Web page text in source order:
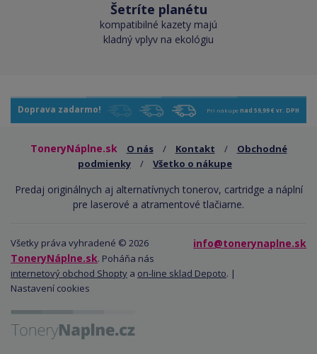
Šetríte planétu
kompatibilné kazety majú
kladný vplyv na ekológiu
Doprava zadarmo! Pri nákupe nad 59,99 € vr. DPH
ToneryNáplne.sk O nás / Kontakt /
Obchodné
podmienky
/ Všetko o nákupe
Predaj originálnych aj alternatívnych tonerov, cartridge a náplní
pre laserové a atramentové tlačiarne.
info@tonerynaplne.sk
Všetky práva vyhradené © 2026
ToneryNáplne.sk. Poháňa nás
internetový obchod Shopty a on-line sklad Depoto. |
Nastavení cookies